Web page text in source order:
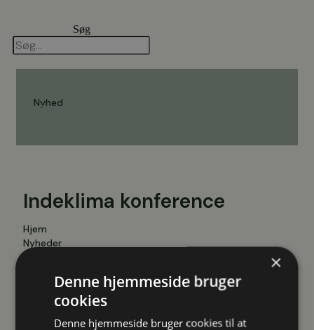
indhold
Søg
Nyhed
17. marts 2015
Indeklima konference
Hjem
Nyheder
På gårsdagens konference for Rådet for Sundt
Indeklima på Hindsgavl Slot var der flere
inspirerende oplæg.
×
Denne hjemmeside bruger
cookies
Denne hjemmeside bruger cookies til at